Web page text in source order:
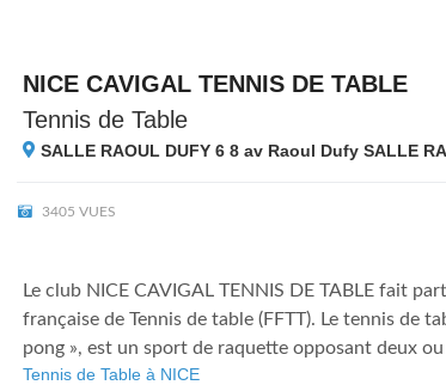
NICE CAVIGAL TENNIS DE TABLE
Tennis de Table
SALLE RAOUL DUFY 6 8 av Raoul Dufy SALLE
3405 VUES
Le club NICE CAVIGAL TENNIS DE TABLE fait
française de Tennis de table (FFTT). Le tennis de
pong », est un sport de raquette opposant deux ou
Tennis de Table à NICE